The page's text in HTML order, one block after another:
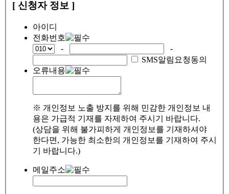
[ 신청자 정보 ]
아이디
전화번호
-
-
SMS알림요청동의
오류내용
※ 개인정보 노출 방지를 위해 민감한 개인정보 내
용은 가급적 기재를 자제하여 주시기 바랍니다.
(상담을 위해 불가피하게 개인정보를 기재하셔야
한다면, 가능한 최소한의 개인정보를 기재하여 주시
기 바랍니다.)
메일주소